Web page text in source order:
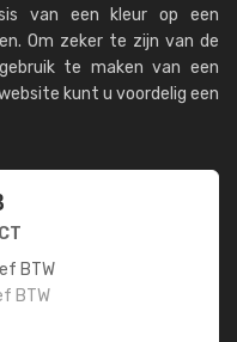
van een kleur op een
Om zeker te zijn van de
te maken van een
kunt u voordelig een
BTW
BTW